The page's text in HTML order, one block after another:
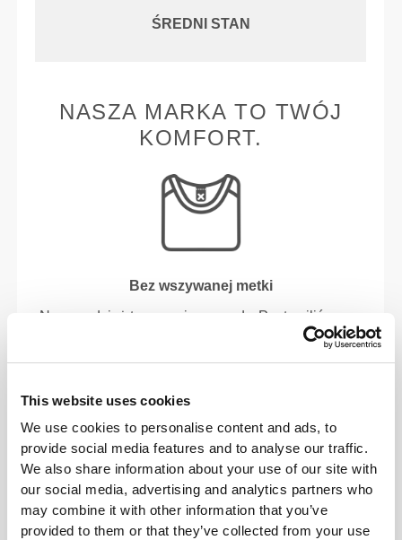
This website uses cookies
We use cookies to personalise content and ads, to
provide social media features and to analyse our traffic.
We also share information about your use of our site with
our social media, advertising and analytics partners who
may combine it with other information that you’ve
provided to them or that they’ve collected from your use
ŚREDNI STAN
NASZA MARKA TO TWÓJ
KOMFORT.
Bez wszywanej metki
Nasza odzież to synonim wygody. Postawiliśmy na
rozwiązanie, które zdecydowanie wyróżnia nasze
ubrania: brak szwów! Bez wszytych metek noszenie
powoduje podrażnień skóry.
PORADY DOTYCZĄCE
DOPASOWANIA